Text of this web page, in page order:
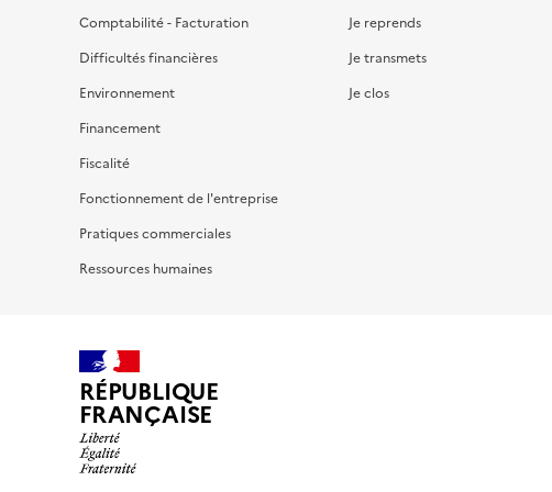
Comptabilité - Facturation
Difficultés financières
Environnement
Financement
Fiscalité
Fonctionnement de l'entreprise
Pratiques commerciales
Ressources humaines
Je reprends
Je transmets
Je clos
RÉPUBLIQUE
FRANÇAISE